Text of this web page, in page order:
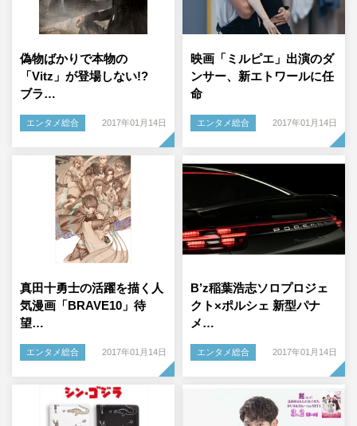
偽物ばかりで本物の
「Vitz」が登場しない!?
ブラ…
エンタメ総合 2017年01月14日
映画「ミルピエ」出演のダ
ンサー、新エトワールに任
命
エンタメ総合 2017年01月14日
真田十勇士の活躍を描く人
気漫画「BRAVE10」待
望…
エンタメ総合 2017年01月14日
B’z稲葉浩志ソロプロジェ
クト×ポルシェ 新型パナ
メ…
エンタメ総合 2017年01月14日